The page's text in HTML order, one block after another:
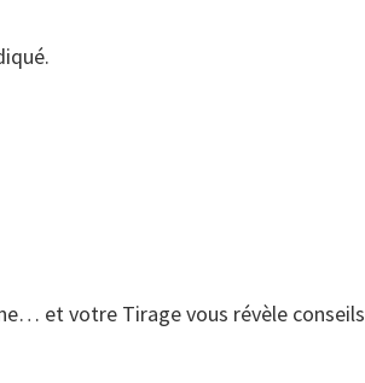
et votre Tirage vous révèle